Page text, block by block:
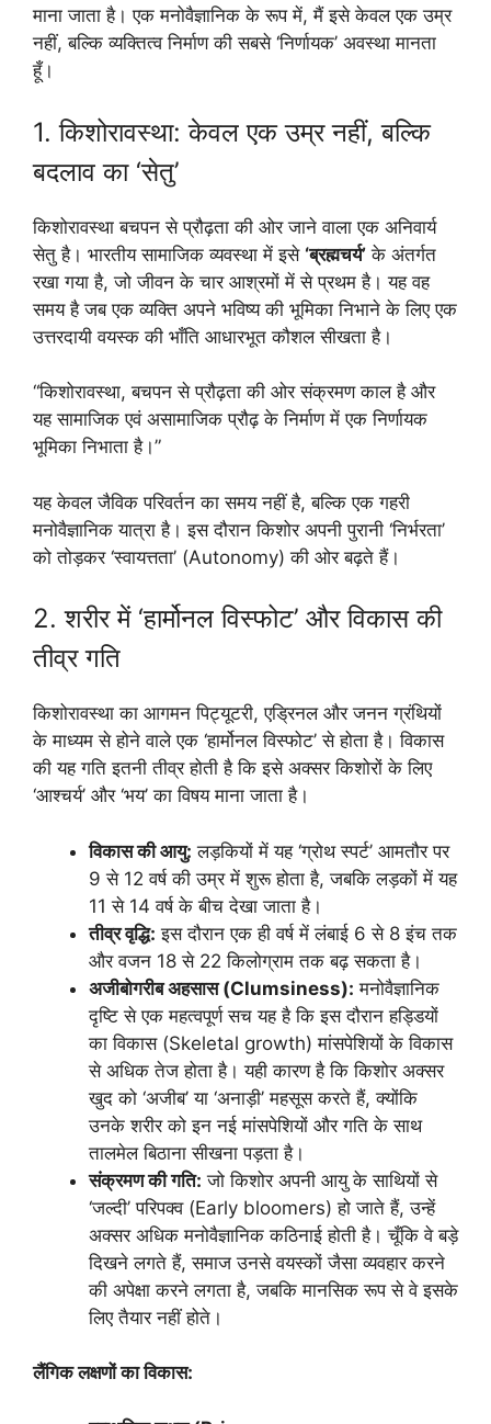
माना जाता है। एक मनोवैज्ञानिक के रूप में, मैं इसे केवल एक उम्र
नहीं, बल्कि व्यक्तित्व निर्माण की सबसे ‘निर्णायक’ अवस्था मानता
हूँ।
1. किशोरावस्था: केवल एक उम्र नहीं, बल्कि
बदलाव का ‘सेतु’
किशोरावस्था बचपन से प्रौढ़ता की ओर जाने वाला एक अनिवार्य
सेतु है। भारतीय सामाजिक व्यवस्था में इसे ‘ब्रह्मचर्य’ के अंतर्गत
रखा गया है, जो जीवन के चार आश्रमों में से प्रथम है। यह वह
समय है जब एक व्यक्ति अपने भविष्य की भूमिका निभाने के लिए एक
उत्तरदायी वयस्क की भाँति आधारभूत कौशल सीखता है।
“किशोरावस्था, बचपन से प्रौढ़ता की ओर संक्रमण काल है और
यह सामाजिक एवं असामाजिक प्रौढ़ के निर्माण में एक निर्णायक
भूमिका निभाता है।”
यह केवल जैविक परिवर्तन का समय नहीं है, बल्कि एक गहरी
मनोवैज्ञानिक यात्रा है। इस दौरान किशोर अपनी पुरानी ‘निर्भरता’
को तोड़कर ‘स्वायत्तता’ (Autonomy) की ओर बढ़ते हैं।
2. शरीर में ‘हार्मोनल विस्फोट’ और विकास की
तीव्र गति
किशोरावस्था का आगमन पिट्यूटरी, एड्रिनल और जनन ग्रंथियों
के माध्यम से होने वाले एक ‘हार्मोनल विस्फोट’ से होता है। विकास
की यह गति इतनी तीव्र होती है कि इसे अक्सर किशोरों के लिए
‘आश्चर्य’ और ‘भय’ का विषय माना जाता है।
विकास की आयु: लड़कियों में यह ‘ग्रोथ स्पर्ट’ आमतौर पर
9 से 12 वर्ष की उम्र में शुरू होता है, जबकि लड़कों में यह
11 से 14 वर्ष के बीच देखा जाता है।
तीव्र वृद्धि: इस दौरान एक ही वर्ष में लंबाई 6 से 8 इंच तक
और वजन 18 से 22 किलोग्राम तक बढ़ सकता है।
अजीबोगरीब अहसास (Clumsiness): मनोवैज्ञानिक
दृष्टि से एक महत्वपूर्ण सच यह है कि इस दौरान हड्डियों
का विकास (Skeletal growth) मांसपेशियों के विकास
से अधिक तेज होता है। यही कारण है कि किशोर अक्सर
खुद को ‘अजीब’ या ‘अनाड़ी’ महसूस करते हैं, क्योंकि
उनके शरीर को इन नई मांसपेशियों और गति के साथ
तालमेल बिठाना सीखना पड़ता है।
संक्रमण की गति: जो किशोर अपनी आयु के साथियों से
‘जल्दी’ परिपक्व (Early bloomers) हो जाते हैं, उन्हें
अक्सर अधिक मनोवैज्ञानिक कठिनाई होती है। चूँकि वे बड़े
दिखने लगते हैं, समाज उनसे वयस्कों जैसा व्यवहार करने
की अपेक्षा करने लगता है, जबकि मानसिक रूप से वे इसके
लिए तैयार नहीं होते।
लैंगिक लक्षणों का विकास: